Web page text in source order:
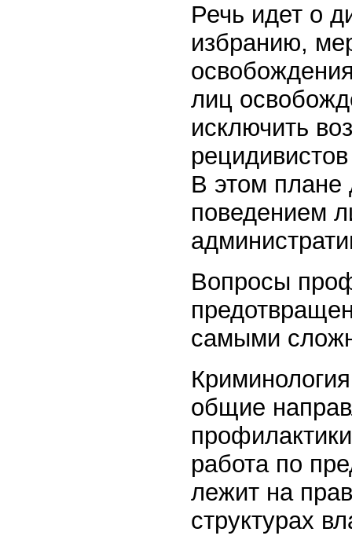
Речь идет о
избранию,
лиц
исключить
В этом плане
поведением
Вопросы
самыми
общие
работа по
лежит на
структурах